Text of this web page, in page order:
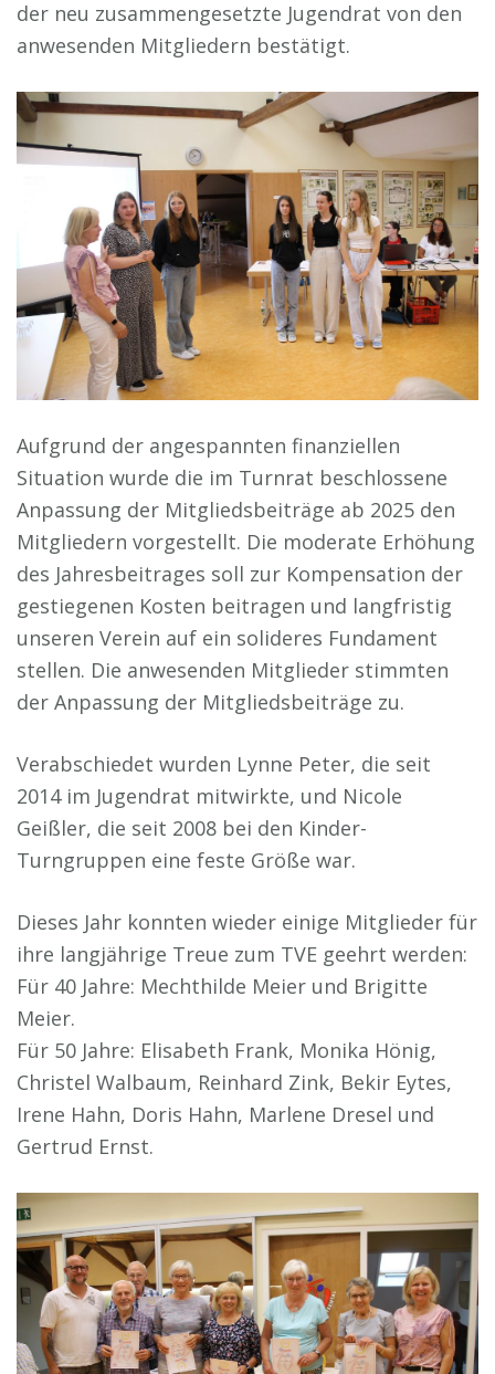
der neu zusammengesetzte Jugendrat von den
anwesenden Mitgliedern bestätigt.
Aufgrund der angespannten finanziellen
Situation wurde die im Turnrat beschlossene
Anpassung der Mitgliedsbeiträge ab 2025 den
Mitgliedern vorgestellt. Die moderate Erhöhung
des Jahresbeitrages soll zur Kompensation der
gestiegenen Kosten beitragen und langfristig
unseren Verein auf ein solideres Fundament
stellen. Die anwesenden Mitglieder stimmten
der Anpassung der Mitgliedsbeiträge zu.
Verabschiedet wurden Lynne Peter, die seit
2014 im Jugendrat mitwirkte, und Nicole
Geißler, die seit 2008 bei den Kinder-
Turngruppen eine feste Größe war.
Dieses Jahr konnten wieder einige Mitglieder für
ihre langjährige Treue zum TVE geehrt werden:
Für 40 Jahre: Mechthilde Meier und Brigitte
Meier.
Für 50 Jahre: Elisabeth Frank, Monika Hönig,
Christel Walbaum, Reinhard Zink, Bekir Eytes,
Irene Hahn, Doris Hahn, Marlene Dresel und
Gertrud Ernst.